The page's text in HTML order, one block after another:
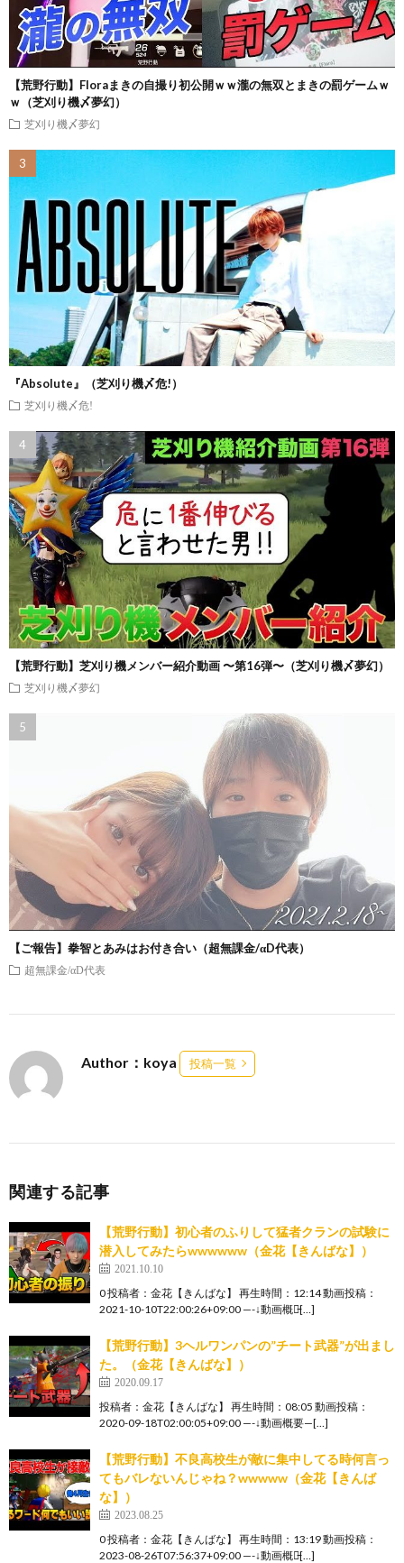
【荒野行動】Floraまきの自撮り初公開ｗｗ瀧の無双とまきの罰ゲームｗ
ｗ（芝刈り機〆夢幻）
芝刈り機〆夢幻
『Absolute』（芝刈り機〆危!）
芝刈り機〆危!
【荒野行動】芝刈り機メンバー紹介動画 〜第16弾〜（芝刈り機〆夢幻）
芝刈り機〆夢幻
【ご報告】拳智とあみはお付き合い（超無課金/αD代表）
超無課金/αD代表
Author：koya 投稿一覧
関連する記事
【荒野行動】初心者のふりして猛者クランの試験に
潜入してみたらwwwwww（金花【きんばな】）
2021.10.10
0 投稿者：金花【きんばな】 再生時間：12:14 動画投稿：
2021-10-10T22:00:26+09:00 —-↓動画概要̵[…]
【荒野行動】3ヘルワンパンの”チート武器”が出まし
た。（金花【きんばな】）
2020.09.17
投稿者：金花【きんばな】 再生時間：08:05 動画投稿：
2020-09-18T02:00:05+09:00 —-↓動画概要—[…]
【荒野行動】不良高校生が敵に集中してる時何言っ
てもバレないんじゃね？wwwww（金花【きんば
な】）
2023.08.25
0 投稿者：金花【きんばな】 再生時間：13:19 動画投稿：
2023-08-26T07:56:37+09:00 —-↓動画概要̵[…]